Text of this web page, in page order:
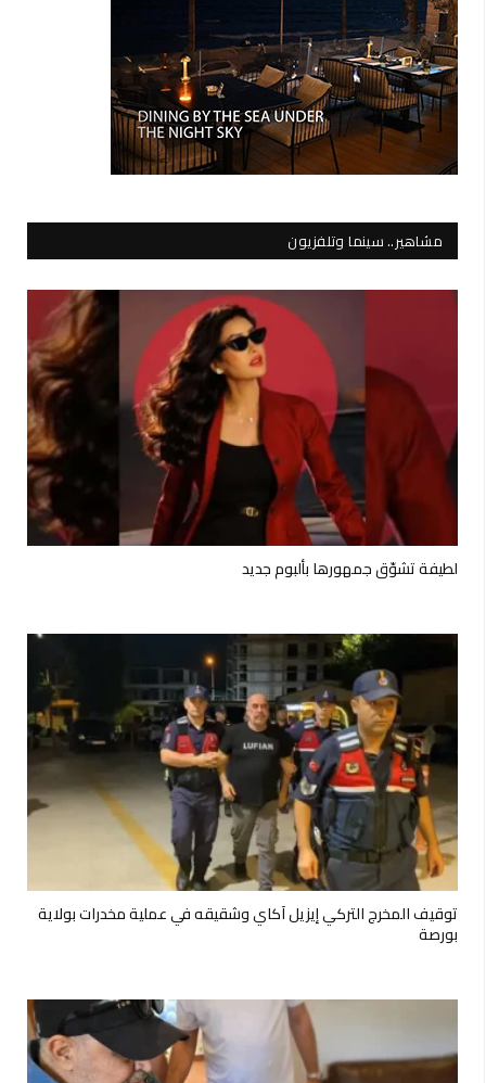
مشاهير.. سينما وتلفزيون
لطيفة تشوّق جمهورها بألبوم جديد
توقيف المخرج التركي إيزيل آكاي وشقيقه في عملية مخدرات بولاية
بورصة